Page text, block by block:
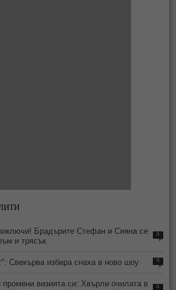
Брадърите Стефан и Сияна се
и трясък
0
Свекърва избира снаха в ново шоу 0
промени визията си: Хвърли очилата в
0